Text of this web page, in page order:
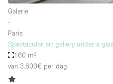
Galerie
∙
Paris
Spectacular art gallery under a
160 m²
van 3.600€ per dag